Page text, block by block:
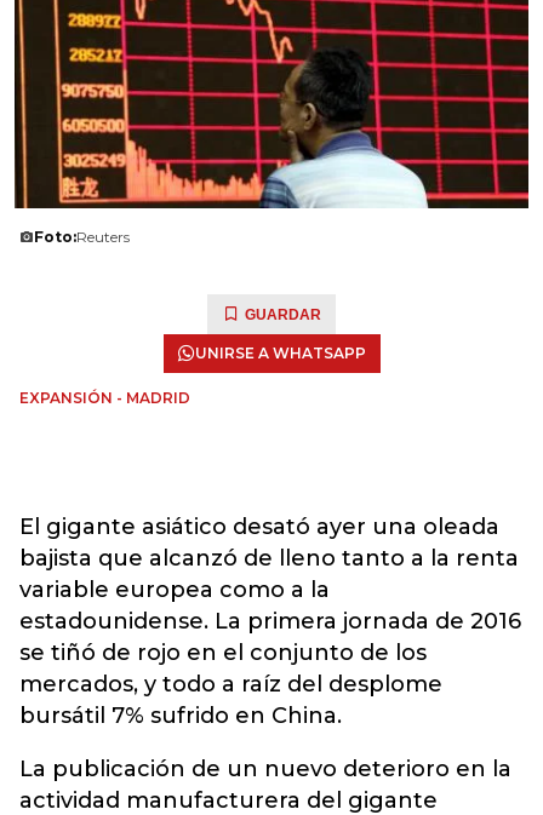
Foto:Reuters
GUARDAR
UNIRSE A WHATSAPP
EXPANSIÓN - MADRID
El gigante asiático desató ayer una oleada
bajista que alcanzó de lleno tanto a la renta
variable europea como a la
estadounidense. La primera jornada de 2016
se tiñó de rojo en el conjunto de los
mercados, y todo a raíz del desplome
bursátil 7% sufrido en China.
La publicación de un nuevo deterioro en la
actividad manufacturera del gigante